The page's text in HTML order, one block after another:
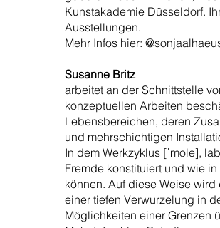
Kunstakademie Düsseldorf.
Ausstellungen.
Mehr Infos hier:
Susanne Britz
arbeitet an der Schnittstelle
konzeptuellen Arbeiten
Lebensbereichen, deren
und mehrschichtigen
In dem Werkzyklus [ˈmole],
Fremde konstituiert und wie
können. Auf diese Weise
einer tiefen Verwurzelung in
Möglichkeiten einer Grenzen